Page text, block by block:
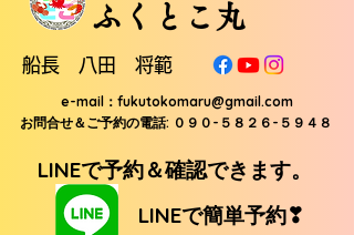
ふくとこ丸
船長 八田 将範
e-mail： fukutokomaru@gmail.com
お問合せ＆ご予約の電話: ０９０-５８２６-５９４８
LINEで予約＆確認できます。
LINEで簡単予約❣